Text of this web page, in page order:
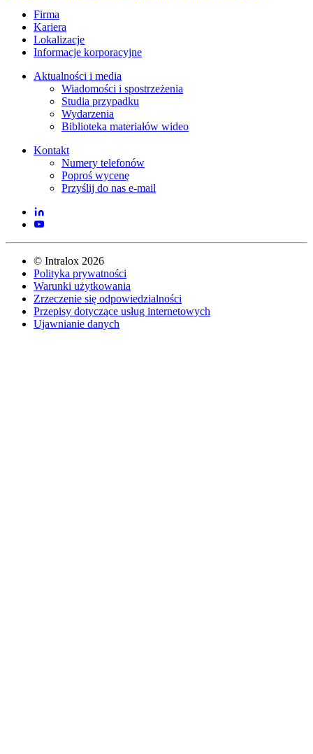
Firma
Kariera
Lokalizacje
Informacje korporacyjne
Aktualności i media
Wiadomości i spostrzeżenia
Studia przypadku
Wydarzenia
Biblioteka materiałów wideo
Kontakt
Numery telefonów
Poproś wycenę
Przyślij do nas e-mail
© Intralox 2026
Polityka prywatności
Warunki użytkowania
Zrzeczenie się odpowiedzialności
Przepisy dotyczące usług internetowych
Ujawnianie danych